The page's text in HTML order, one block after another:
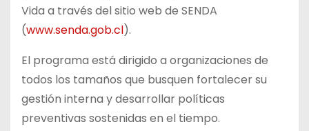
Vida a través del sitio web de SENDA
(www.senda.gob.cl).
El programa está dirigido a organizaciones de
todos los tamaños que busquen fortalecer su
gestión interna y desarrollar políticas
preventivas sostenidas en el tiempo.